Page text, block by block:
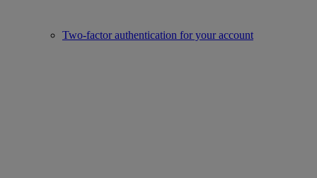
Two-factor authentication for your account